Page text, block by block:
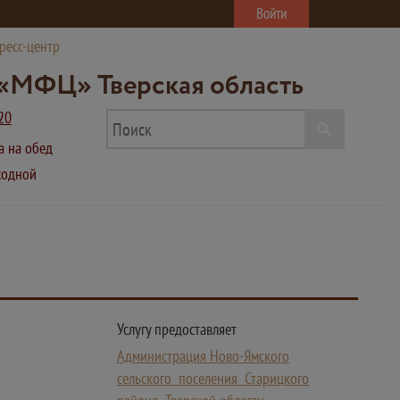
Войти
центр
Тверская область
на обед
Услугу предоставляет
Администрация Ново-Ямского
сельского поселения Старицкого